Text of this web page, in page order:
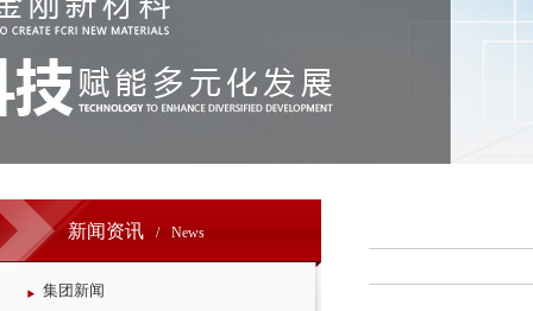
新闻资讯 / News
集团新闻